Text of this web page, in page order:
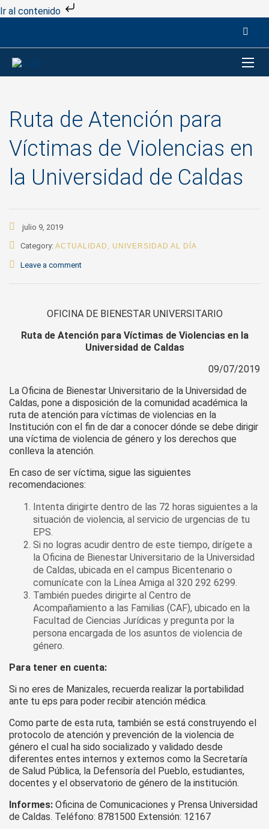
Ir al contenido
Ruta de Atención para
Víctimas de Violencias en
la Universidad de Caldas
julio 9, 2019
Category: ACTUALIDAD , UNIVERSIDAD AL DÍA
Leave a comment
OFICINA DE BIENESTAR UNIVERSITARIO
Ruta de Atención para Víctimas de Violencias en la
Universidad de Caldas
09/07/2019
La Oficina de Bienestar Universitario de la Universidad de
Caldas, pone a disposición de la comunidad académica la
ruta de atención para víctimas de violencias en la
Institución con el fin de dar a conocer dónde se debe dirigir
una víctima de violencia de género y los derechos que
conlleva la atención.
En caso de ser víctima, sigue las siguientes
recomendaciones:
Intenta dirigirte dentro de las 72 horas siguientes a la
situación de violencia, al servicio de urgencias de tu
EPS.
Si no logras acudir dentro de este tiempo, dirígete a
la Oficina de Bienestar Universitario de la Universidad
de Caldas, ubicada en el campus Bicentenario o
comunícate con la Línea Amiga al 320 292 6299.
También puedes dirigirte al Centro de
Acompañamiento a las Familias (CAF), ubicado en la
Facultad de Ciencias Jurídicas y pregunta por la
persona encargada de los asuntos de violencia de
género.
Para tener en cuenta:
Si no eres de Manizales, recuerda realizar la portabilidad
ante tu eps para poder recibir atención médica.
Como parte de esta ruta, también se está construyendo el
protocolo de atención y prevención de la violencia de
género el cual ha sido socializado y validado desde
diferentes entes internos y externos como la Secretaría
de Salud Pública, la Defensoría del Pueblo, estudiantes,
docentes y el observatorio de género de la institución.
Informes: Oficina de Comunicaciones y Prensa Universidad
de Caldas. Teléfono: 8781500 Extensión: 12167